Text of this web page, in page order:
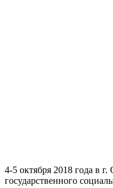
4-5 октября 2018 года в
государственного